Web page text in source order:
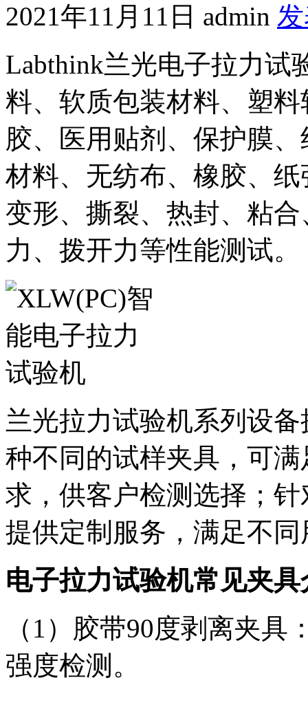
2021年11月11日 admin
Labthink兰光电子拉力试
料、软质包装材料、塑
胶、医用贴剂、保护膜
材料、无纺布、橡胶、
变形、撕裂、热封、粘
力、拨开力等性能测试。
兰光拉力试验机系列设
种不同的试样夹具，可
求，供客户检测选择；
提供定制服务，满足不
电子拉力试验机常见夹具
（1）胶带90度剥离夹
强度检测。